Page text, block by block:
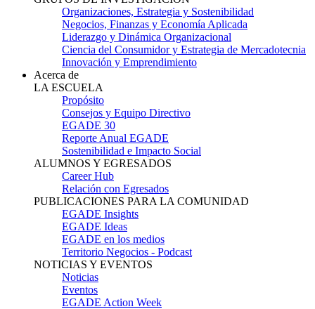
Organizaciones, Estrategia y Sostenibilidad
Negocios, Finanzas y Economía Aplicada
Liderazgo y Dinámica Organizacional
Ciencia del Consumidor y Estrategia de Mercadotecnia
Innovación y Emprendimiento
Acerca de
LA ESCUELA
Propósito
Consejos y Equipo Directivo
EGADE 30
Reporte Anual EGADE
Sostenibilidad e Impacto Social
ALUMNOS Y EGRESADOS
Career Hub
Relación con Egresados
PUBLICACIONES PARA LA COMUNIDAD
EGADE Insights
EGADE Ideas
EGADE en los medios
Territorio Negocios - Podcast
NOTICIAS Y EVENTOS
Noticias
Eventos
EGADE Action Week